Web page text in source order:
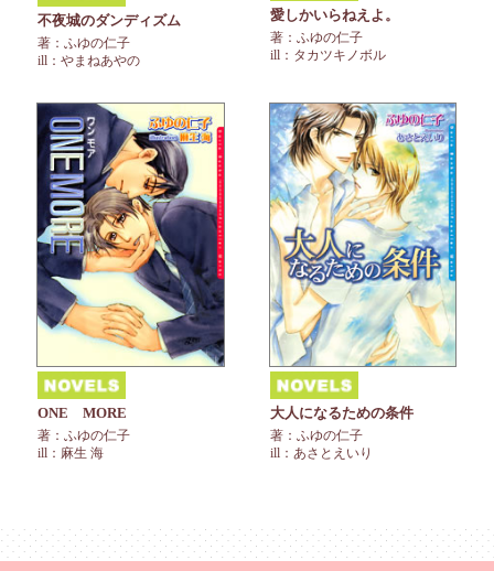
不夜城のダンディズム
著：ふゆの仁子
ill：やまねあやの
愛しかいらねえよ。
著：ふゆの仁子
ill：タカツキノボル
ONE MORE
著：ふゆの仁子
ill：麻生 海
大人になるための条件
著：ふゆの仁子
ill：あさとえいり